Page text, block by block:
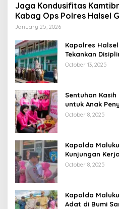
Jaga Kondusifitas
Kabag Ops Polres Halsel
Kondisi
January 25, 2026
Kapolres Halsel
Tekankan
Berkendara
October 13, 2025
Sentuhan
untuk Anak
Desa Babang
October 8, 2025
Kapolda
Kunjungan
October 8, 2025
Kapolda
Adat di Bumi